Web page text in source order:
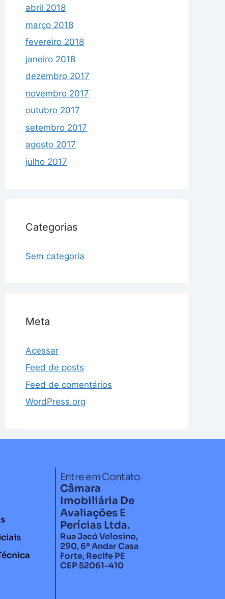
abril 2018
março 2018
fevereiro 2018
janeiro 2018
dezembro 2017
novembro 2017
outubro 2017
setembro 2017
agosto 2017
julho 2017
Categorias
Sem categoria
Meta
Acessar
Feed de posts
Feed de comentários
WordPress.org
Entre em Contato
Câmara
Imobiliária De
Avaliações E
Perícias Ltda.
Rua Jacó Velosino,
290, 6º Andar Casa
Forte, Recife PE
CEP 52061-410